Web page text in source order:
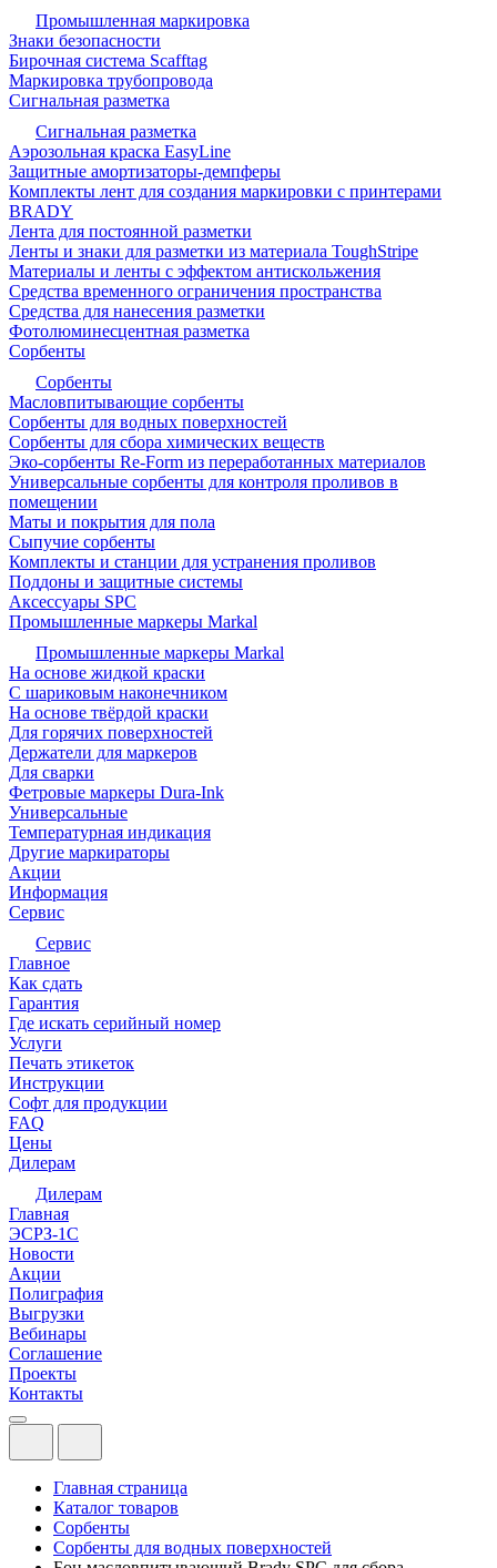
Промышленная маркировка
Знаки безопасности
Бирочная система Scafftag
Маркировка трубопровода
Сигнальная разметка
Сигнальная разметка
Аэрозольная краска EasyLine
Защитные амортизаторы-демпферы
Комплекты лент для создания маркировки с принтерами
BRADY
Лента для постоянной разметки
Ленты и знаки для разметки из материала ToughStripe
Материалы и ленты с эффектом антискольжения
Средства временного ограничения пространства
Средства для нанесения разметки
Фотолюминесцентная разметка
Сорбенты
Сорбенты
Масловпитывающие сорбенты
Сорбенты для водных поверхностей
Сорбенты для сбора химических веществ
Эко-сорбенты Re-Form из переработанных материалов
Универсальные сорбенты для контроля проливов в
помещении
Маты и покрытия для пола
Сыпучие сорбенты
Комплекты и станции для устранения проливов
Поддоны и защитные системы
Аксессуары SPC
Промышленные маркеры Markal
Промышленные маркеры Markal
На основе жидкой краски
С шариковым наконечником
На основе твёрдой краски
Для горячих поверхностей
Держатели для маркеров
Для сварки
Фетровые маркеры Dura-Ink
Универсальные
Температурная индикация
Другие маркираторы
Акции
Информация
Сервис
Сервис
Главное
Как сдать
Гарантия
Где искать серийный номер
Услуги
Печать этикеток
Инструкции
Софт для продукции
FAQ
Цены
Дилерам
Дилерам
Главная
ЭСРЗ-1С
Новости
Акции
Полиграфия
Выгрузки
Вебинары
Соглашение
Проекты
Контакты
Главная страница
Каталог товаров
Сорбенты
Сорбенты для водных поверхностей